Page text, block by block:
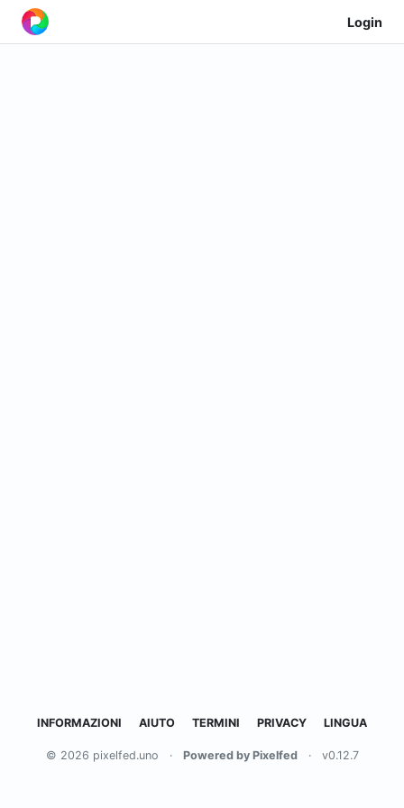
Login
INFORMAZIONI AIUTO TERMINI PRIVACY LINGUA
© 2026 pixelfed.uno · Powered by Pixelfed · v0.12.7